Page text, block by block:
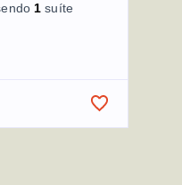
1 suíte